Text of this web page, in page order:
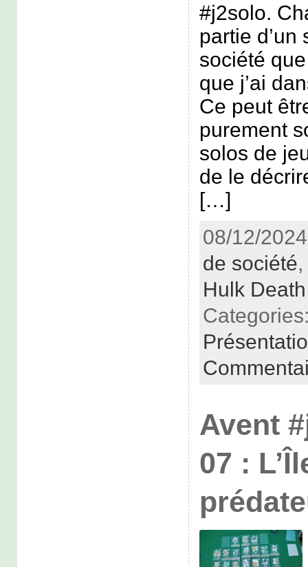
#j2solo.
partie d’un
société
que j’ai
Ce peut
purement
solos de
de le
[…]
08/12/
de société,
Hulk
Avent
07 :